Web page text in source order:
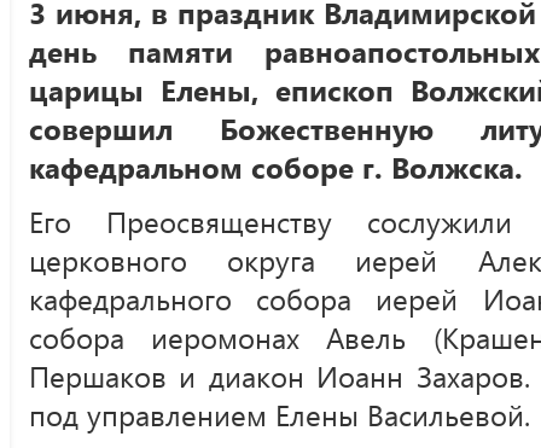
3 июня, в праздник
день памяти
царицы Елены, епископ
совершил Божественную
кафедральном соборе г. Волжска.
Его Преосвященству сослужили
церковного округа иерей
кафедрального собора иерей
собора иеромонах Авель
Першаков и диакон Иоанн
под управлением Елены Васильевой.